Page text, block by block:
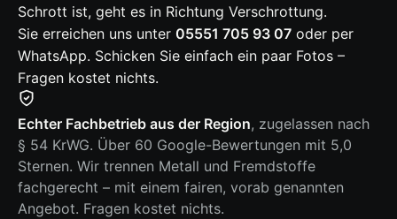
Schrott ist, geht es in Richtung Verschrottung.
Sie erreichen uns unter 05551 705 93 07 oder per
WhatsApp. Schicken Sie einfach ein paar Fotos –
Fragen kostet nichts.
Echter Fachbetrieb aus der Region, zugelassen nach
§ 54 KrWG. Über 60 Google-Bewertungen mit 5,0
Sternen. Wir trennen Metall und Fremdstoffe
fachgerecht – mit einem fairen, vorab genannten
Angebot. Fragen kostet nichts.